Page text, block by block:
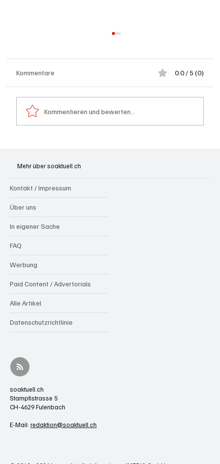
Kommentare 0.0 / 5 (0)
Kommentieren und bewerten...
Mehr über soaktuell.ch
Kontakt / Impressum
Über uns
In eigener Sache
FAQ
Werbung
Paid Content / Advertorials
Alle Artikel
Datenschutzrichtlinie
soaktuell.ch
Stampfistrasse 5
CH-4629 Fulenbach
E-Mail: redaktion@soaktuell.ch